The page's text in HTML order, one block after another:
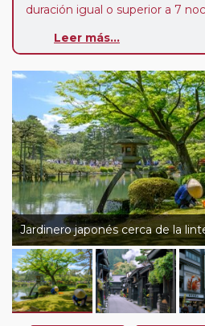
duración igual o superior a 7
año, ofrece a los pasajeros que
nuestro Club de Pasajeros
tras rellenar el cuestionario de
o los que estén en luna de
descuento del 5%.
Leer más...
Jardinero japonés cerca de la